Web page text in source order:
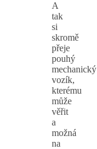
A
tak
si
skromě
přeje
pouhý
mechanický
vozík,
kterému
může
věřit
a
možná
na